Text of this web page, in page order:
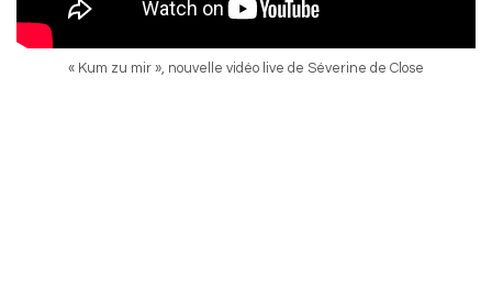
« Kum zu mir », nouvelle vidéo live de Séverine de Close